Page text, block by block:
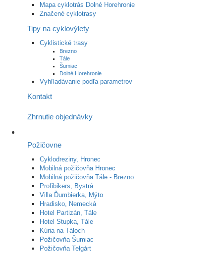
Mapa cyklotrás Dolné Horehronie
Značené cyklotrasy
Tipy na cyklovýlety
Cyklistické trasy
Brezno
Tále
Šumiac
Dolné Horehronie
Vyhľladávanie podľa parametrov
Kontakt
Zhrnutie objednávky
Požičovne
Cyklodreziny, Hronec
Mobilná požičovňa Hronec
Mobilná požičovňa Tále - Brezno
Profibikers, Bystrá
Villa Ďumbierka, Mýto
Hradisko, Nemecká
Hotel Partizán, Tále
Hotel Stupka, Tále
Kúria na Táloch
Požičovňa Šumiac
Požičovňa Telgárt